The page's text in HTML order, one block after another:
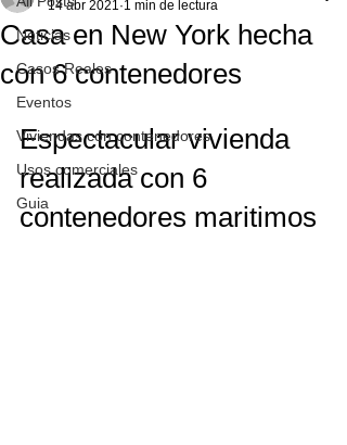
Noticias
Casos Reales
Eventos
Viviendas con contenedores
Usos comerciales
Guia
Casa en New York hecha
con 6 contenedores
14 abr 2021 1 min de lectura
Espectacular vivienda
realizada con 6
contenedores maritimos